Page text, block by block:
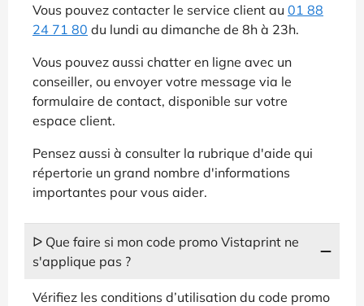
Vous pouvez contacter le service client au 01 88
24 71 80 du lundi au dimanche de 8h à 23h.
Vous pouvez aussi chatter en ligne avec un
conseiller, ou envoyer votre message via le
formulaire de contact, disponible sur votre
espace client.
Pensez aussi à consulter la rubrique d'aide qui
répertorie un grand nombre d'informations
importantes pour vous aider.
ᐅ Que faire si mon code promo Vistaprint ne
s'applique pas ?
Vérifiez les conditions d’utilisation du code promo